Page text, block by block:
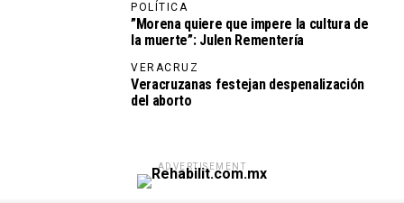
POLÍTICA
”Morena quiere que impere la cultura de
la muerte”: Julen Rementería
VERACRUZ
Veracruzanas festejan despenalización
del aborto
ADVERTISEMENT